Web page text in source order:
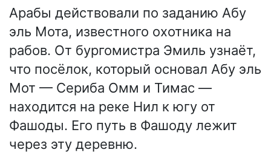
Арабы действовали по заданию Абу
эль Мота, известного охотника на
рабов. От бургомистра Эмиль узнаёт,
что посёлок, который основал Абу эль
Мот — Сериба Омм и Тимас —
находится на реке Нил к югу от
Фашоды. Его путь в Фашоду лежит
через эту деревню.